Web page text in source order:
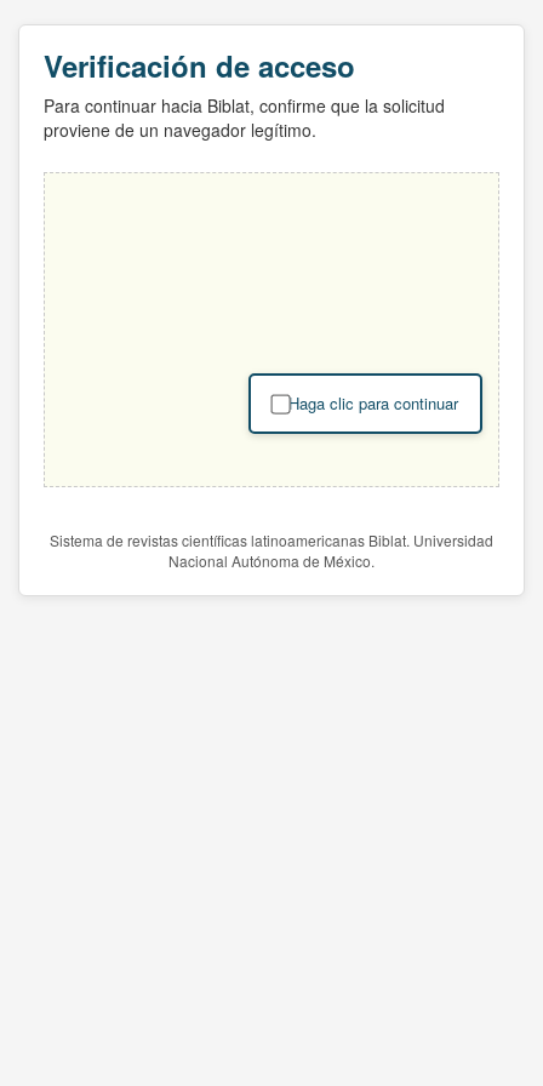
Verificación de acceso
Para continuar hacia Biblat, confirme que la solicitud
proviene de un navegador legítimo.
Haga clic para continuar
Sistema de revistas científicas latinoamericanas Biblat. Universidad
Nacional Autónoma de México.